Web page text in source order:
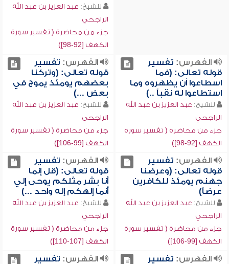
للشيخ: عبد العزيز بن عبد الله
الراجحي
جزء من محاضرة ( تفسير سورة
الكهف [92-98])
الفهرس: تفسير
قوله تعالى: (فما
اسطاعوا أن يظهروه وما
استطاعوا له نقباً ..)
للشيخ: عبد العزيز بن عبد الله
الراجحي
جزء من محاضرة ( تفسير سورة
الكهف [92-98])
الفهرس: تفسير
قوله تعالى: (وتركنا
بعضهم يومئذ يموج في
بعض ...)
للشيخ: عبد العزيز بن عبد الله
الراجحي
جزء من محاضرة ( تفسير سورة
الكهف [99-106])
الفهرس: تفسير
قوله تعالى: (وعرضنا
جهنم يومئذ للكافرين
عرضاً)
للشيخ: عبد العزيز بن عبد الله
الراجحي
جزء من محاضرة ( تفسير سورة
الكهف [99-106])
الفهرس: تفسير
قوله تعالى: (قل إنما
أنا بشر مثلكم يوحى إلي
أنما إلهكم إله واحد ...)
للشيخ: عبد العزيز بن عبد الله
الراجحي
جزء من محاضرة ( تفسير سورة
الكهف [107-110])
الفهرس: تفسير
الفهرس: تفسير